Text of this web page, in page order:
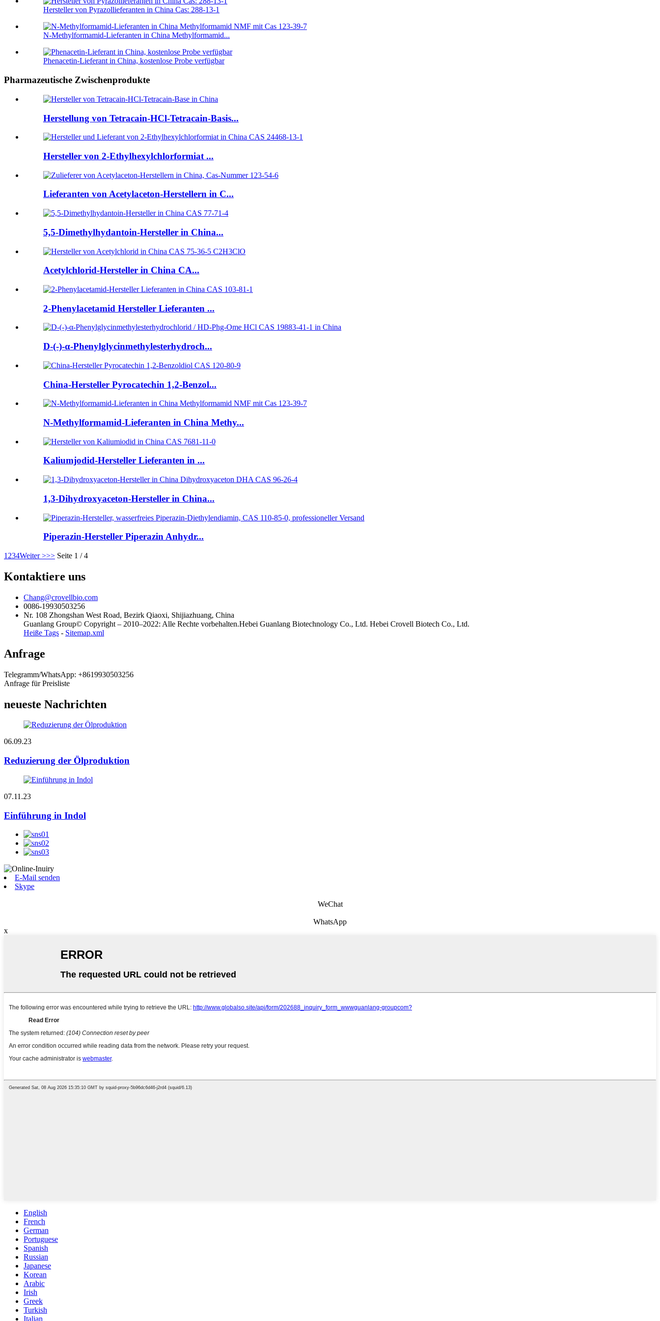
Hersteller von Pyrazollieferanten in China Cas: 288-13-1
N-Methylformamid-Lieferanten in China Methylformamid...
Phenacetin-Lieferant in China, kostenlose Probe verfügbar
Pharmazeutische Zwischenprodukte
Herstellung von Tetracain-HCl-Tetracain-Basis...
Hersteller von 2-Ethylhexylchlorformiat ...
Lieferanten von Acetylaceton-Herstellern in C...
5,5-Dimethylhydantoin-Hersteller in China...
Acetylchlorid-Hersteller in China CA...
2-Phenylacetamid Hersteller Lieferanten ...
D-(-)-α-Phenylglycinmethylesterhydroch...
China-Hersteller Pyrocatechin 1,2-Benzol...
N-Methylformamid-Lieferanten in China Methy...
Kaliumjodid-Hersteller Lieferanten in ...
1,3-Dihydroxyaceton-Hersteller in China...
Piperazin-Hersteller Piperazin Anhydr...
1 234Weiter >>> Seite 1 / 4
Kontaktiere uns
Chang@crovellbio.com
0086-19930503256
Nr. 108 Zhongshan West Road, Bezirk Qiaoxi, Shijiazhuang, China
Guanlang Group© Copyright – 2010–2022: Alle Rechte vorbehalten.Hebei Guanlang Biotechnology Co., Ltd. Hebei Crovell Biotech Co., Ltd.
Heiße Tags - Sitemap.xml
Anfrage
Telegramm/WhatsApp: +8619930503256
Anfrage für Preisliste
neueste Nachrichten
06.09.23
Reduzierung der Ölproduktion
07.11.23
Einführung in Indol
E-Mail senden
Skype
WeChat
WhatsApp
x
English
French
German
Portuguese
Spanish
Russian
Japanese
Korean
Arabic
Irish
Greek
Turkish
Italian